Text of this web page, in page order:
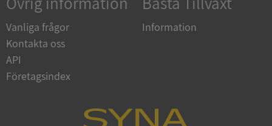
Vanliga frågor
Kontakta oss
API
Företagsindex
Information
upplysningar.syna.se